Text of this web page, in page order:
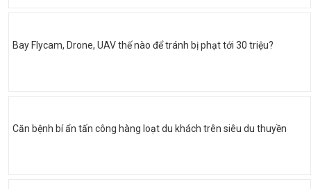
Bay Flycam, Drone, UAV thế nào để tránh bị phạt tới 30 triệu?
Căn bệnh bí ẩn tấn công hàng loạt du khách trên siêu du thuyền